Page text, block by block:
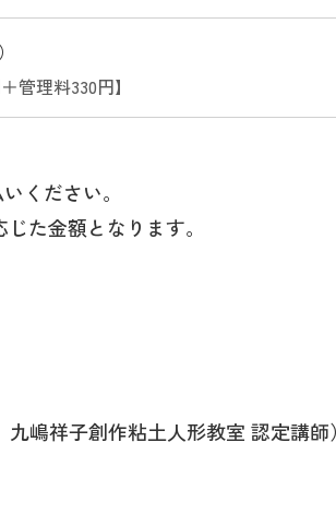
管理料330円】
ください。
た金額となります。
嶋祥子創作粘土人形教室 認定講師